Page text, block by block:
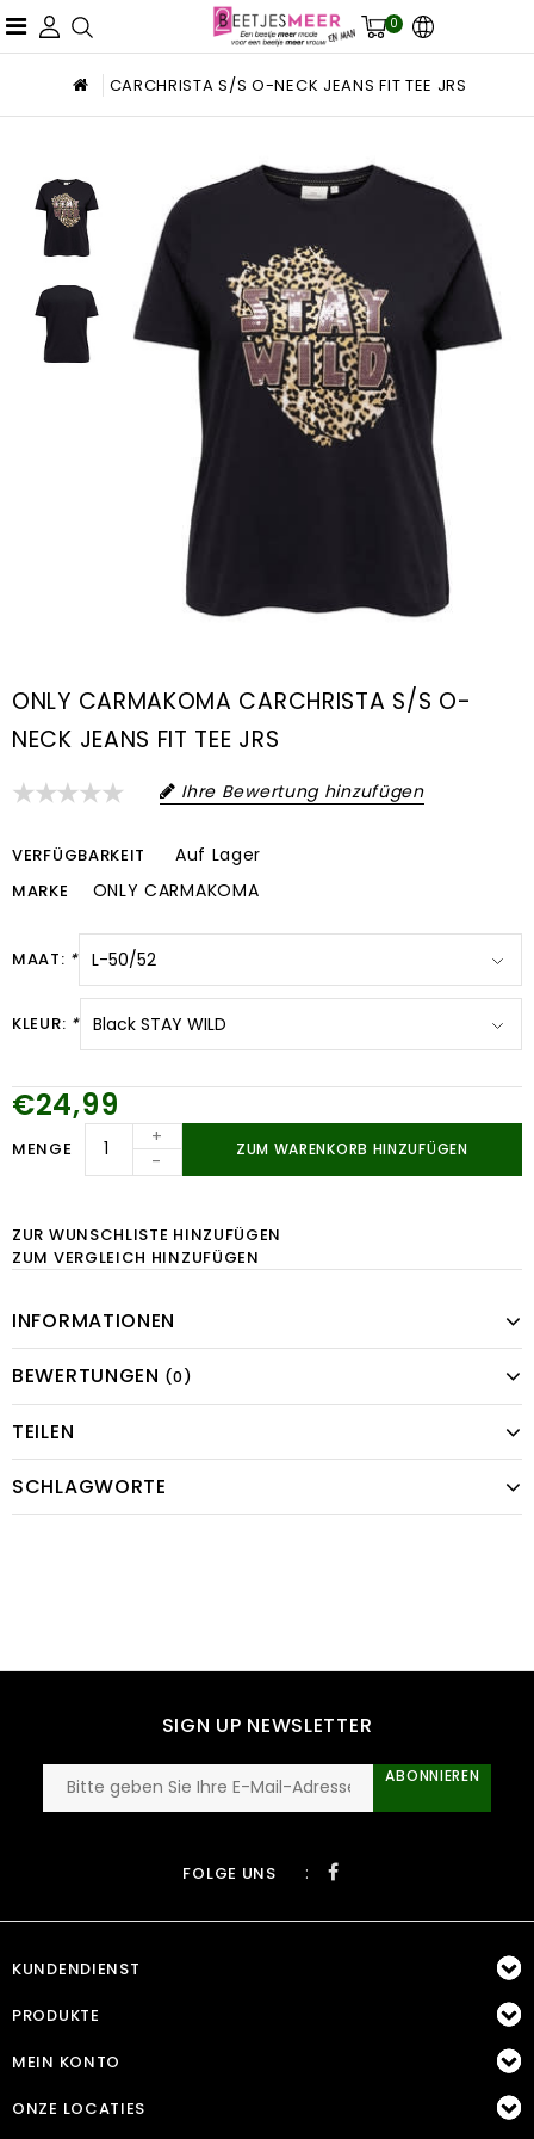
0
CARCHRISTA S/S O-NECK JEANS FIT TEE JRS
ONLY CARMAKOMA CARCHRISTA S/S O-
NECK JEANS FIT TEE JRS
Ihre Bewertung hinzufügen
VERFÜGBARKEIT Auf Lager
MARKE ONLY CARMAKOMA
MAAT: *
KLEUR: *
€24,99
MENGE
+
-
ZUM WARENKORB HINZUFÜGEN
ZUR WUNSCHLISTE HINZUFÜGEN
ZUM VERGLEICH HINZUFÜGEN
INFORMATIONEN
BEWERTUNGEN (0)
TEILEN
SCHLAGWORTE
SIGN UP NEWSLETTER
ABONNIEREN
FOLGE UNS :
KUNDENDIENST
PRODUKTE
MEIN KONTO
ONZE LOCATIES